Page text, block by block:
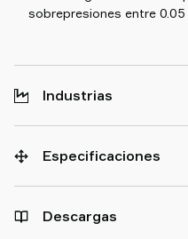
sobrepresiones entre 0.05
Industrias
Especificaciones
Descargas